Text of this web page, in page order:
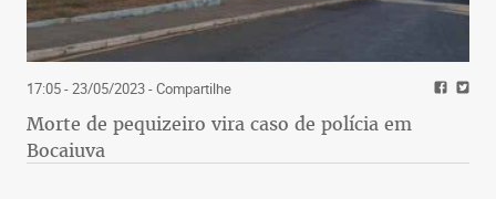
17:05 - 23/05/2023- Compartilhe
Morte de pequizeiro vira caso de polícia em
Bocaiuva